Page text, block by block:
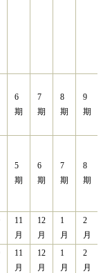
6
期
7
期
8
期
9
期
5
期
6
期
7
期
8
期
11
月
12
月
1
月
2
月
11
月
12
月
1
月
2
月